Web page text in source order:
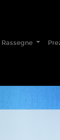
Rassegne